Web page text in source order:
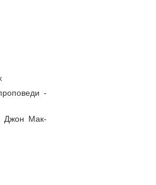
-
Джон Мак-